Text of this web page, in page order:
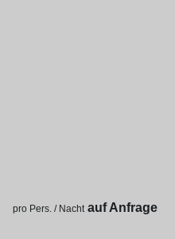
pro Pers. / Nacht auf Anfrage